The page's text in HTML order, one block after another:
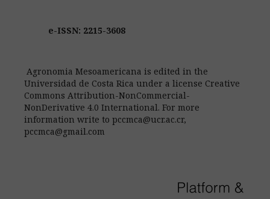
e-ISSN: 2215-3608
Agronomia Mesoamericana is edited in the
Universidad de Costa Rica under a license Creative
Commons Attribution-NonCommercial-
NonDerivative 4.0 International. For more
information write to pccmca@ucr.ac.cr,
pccmca@gmail.com